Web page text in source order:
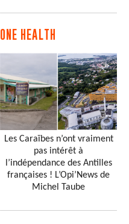
ONE HEALTH
Les Caraïbes n’ont vraiment
pas intérêt à
l’indépendance des Antilles
françaises ! L’Opi’News de
Michel Taube